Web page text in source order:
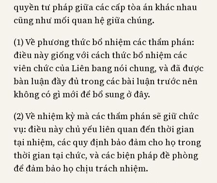
quyền tư pháp giữa các cấp tòa án khác nhau
cũng như mối quan hệ giữa chúng.
(1) Về phương thức bổ nhiệm các thẩm phán:
điều này giống với cách thức bổ nhiệm các
viên chức của Liên bang nói chung, và đã được
bàn luận đầy đủ trong các bài luận trước nên
không có gì mới để bổ sung ở đây.
(2) Về nhiệm kỳ mà các thẩm phán sẽ giữ chức
vụ: điều này chủ yếu liên quan đến thời gian
tại nhiệm, các quy định bảo đảm cho họ trong
thời gian tại chức, và các biện pháp đề phòng
để đảm bảo họ chịu trách nhiệm.